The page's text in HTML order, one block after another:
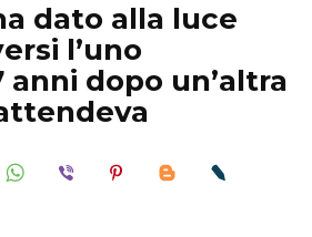
dato alla luce
l’uno
anni dopo un’altra